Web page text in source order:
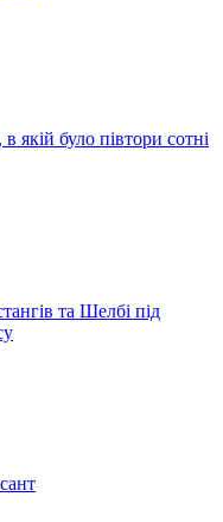
якій було півтори сотні
та Шелбі під